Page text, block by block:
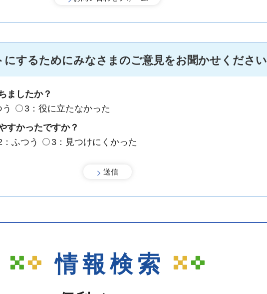
にするためにみなさまのご意見をお聞かせください
ましたか？
3：役に立たなかった
すかったですか？
：ふつう 3：見つけにくかった
情報検索